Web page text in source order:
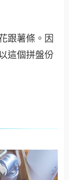
跟薯條。因
這個拼盤份